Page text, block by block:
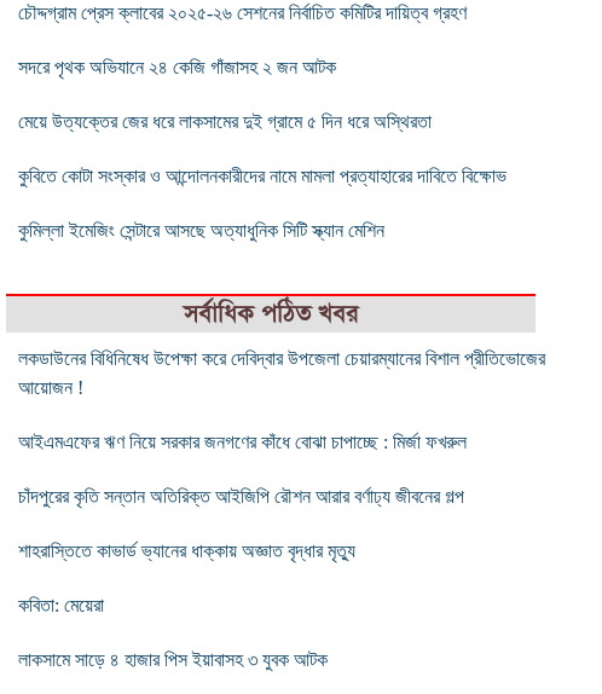
চৌদ্দগ্রাম প্রেস ক্লাবের ২০২৫-২৬ সেশনের নির্বাচিত কমিটির দায়িত্ব গ্রহণ
সদরে পৃথক অভিযানে ২৪ কেজি গাঁজাসহ ২ জন আটক
মেয়ে উত্যক্তের জের ধরে লাকসামের দুই গ্রামে ৫ দিন ধরে অস্থিরতা
কুবিতে কোটা সংস্কার ও আন্দোলনকারীদের নামে মামলা প্রত্যাহারের দাবিতে বিক্ষোভ
কুমিল্লা ইমেজিং সেন্টারে আসছে অত্যাধুনিক সিটি স্ক্যান মেশিন
সর্বাধিক পঠিত খবর
লকডাউনের বিধিনিষেধ উপেক্ষা করে দেবিদ্বার উপজেলা চেয়ারম্যানের বিশাল প্রীতিভোজের
আয়োজন !
আইএমএফের ঋণ নিয়ে সরকার জনগণের কাঁধে বোঝা চাপাচ্ছে : মির্জা ফখরুল
চাঁদপুরের কৃতি সন্তান অতিরিক্ত আইজিপি রৌশন আরার বর্ণাঢ্য জীবনের গল্প
শাহরাস্তিতে কাভার্ড ভ্যানের ধাক্কায় অজ্ঞাত বৃদ্ধার মৃত্যু
কবিতা: মেয়েরা
লাকসামে সাড়ে ৪ হাজার পিস ইয়াবাসহ ৩ যুবক আটক